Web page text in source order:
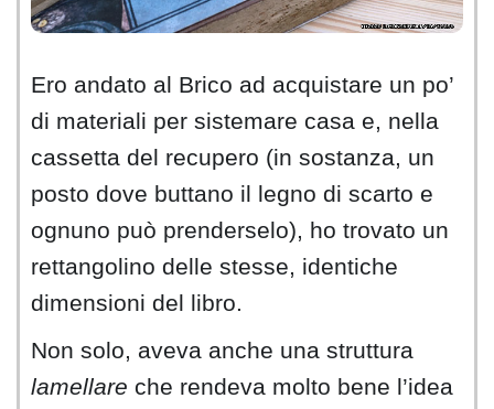
Ero andato al Brico ad acquistare un po’
di materiali per sistemare casa e, nella
cassetta del recupero (in sostanza, un
posto dove buttano il legno di scarto e
ognuno può prenderselo), ho trovato un
rettangolino delle stesse, identiche
dimensioni del libro.
Non solo, aveva anche una struttura
lamellare che rendeva molto bene l’idea